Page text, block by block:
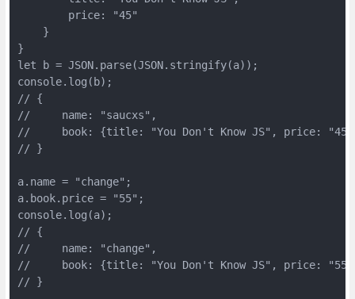
        price: "45"
    }
}
let b = JSON.parse(JSON.stringify(a));
console.log(b);
// {
//     name: "saucxs",
//     book: {title: "You Don't Know JS", price:
// }
a.name = "change";
a.book.price = "55";
console.log(a);
// {
//     name: "change",
//     book: {title: "You Don't Know JS", price:
// }